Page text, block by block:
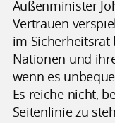
Außenminister
Vertrauen
im Sicherheitsrat
Nationen und
wenn es
Es reiche nicht,
Seitenlinie zu